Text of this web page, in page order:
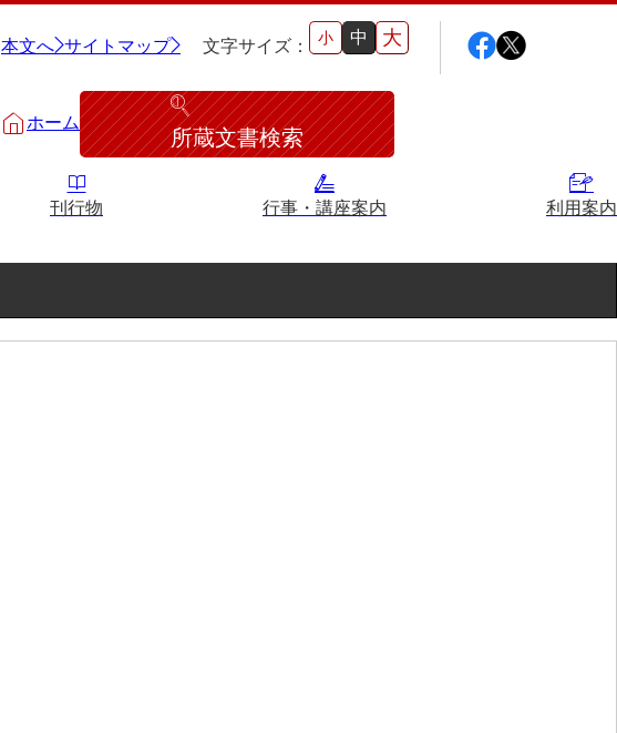
本文へ サイトマップ 文字サイズ： 小 中 大
ホーム
所蔵文書検索
刊行物 行事・講座案内 利用案内